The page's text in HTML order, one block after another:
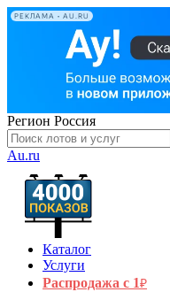
РЕКЛАМА • AU.RU
Регион Россия
Au.ru
Каталог
Услуги
Распродажа с 1₽